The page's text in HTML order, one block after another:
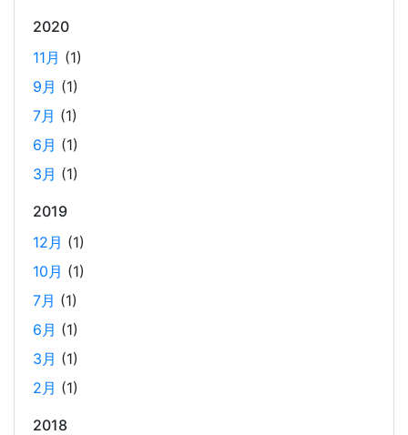
この機能が非常に役立つと思います。
Laravelを使って簡単にReactを開発できる環境を作
成する
2025-03-18
はPython（Django）＋React（TypeScript）で挫折した
が、今回は得意なPHP（Laravel）をバックエンドにするこ
とで、Reactの学習に集中できる環境を整える。 また、低
コストで構築し、トラブル時の原因特定を容易にすること
を目的としています。
ホーリンラブブックスのリニューアルした時の話
2025-03-17
弊社が運営しているECショップにBL専門サイトのホーリン
2020
11月 (1)
9月 (1)
7月 (1)
6月 (1)
3月 (1)
2019
12月 (1)
10月 (1)
7月 (1)
6月 (1)
3月 (1)
2月 (1)
2018